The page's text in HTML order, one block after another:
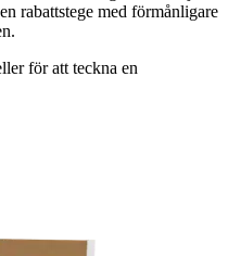
rabattstege med förmånligare
för att teckna en